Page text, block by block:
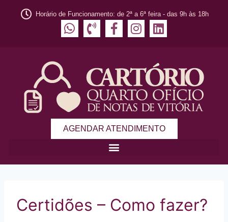
Horário de Funcionamento: de 2ª a 6ª feira - das 9h às 18h
AGENDAR ATENDIMENTO
Certidões – Como fazer?